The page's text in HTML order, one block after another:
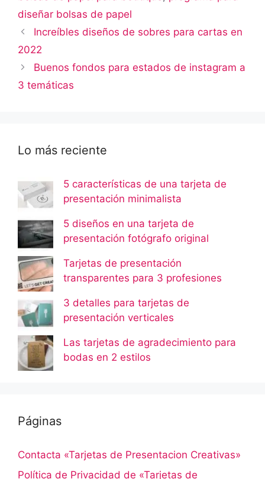
diseñar bolsas de papel
Increíbles diseños de sobres para cartas en
2022
Buenos fondos para estados de instagram a
3 temáticas
Lo más reciente
5 características de una tarjeta de
presentación minimalista
5 diseños en una tarjeta de
presentación fotógrafo original
Tarjetas de presentación
transparentes para 3 profesiones
3 detalles para tarjetas de
presentación verticales
Las tarjetas de agradecimiento para
bodas en 2 estilos
Páginas
Contacta «Tarjetas de Presentacion Creativas»
Política de Privacidad de «Tarjetas de